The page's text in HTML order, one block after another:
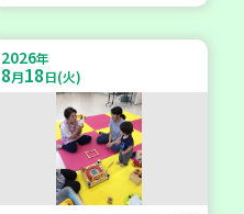
2026年
8月18日(火)